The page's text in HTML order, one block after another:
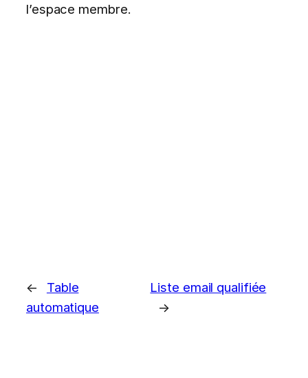
l’espace membre.
←
Table
automatique
Liste email qualifiée
→